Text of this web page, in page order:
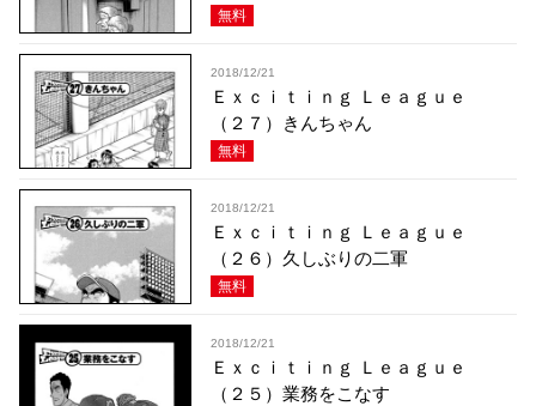
無料
2018/12/21
Ｅｘｃｉｔｉｎｇ Ｌｅａｇｕｅ
（２７）きんちゃん
無料
2018/12/21
Ｅｘｃｉｔｉｎｇ Ｌｅａｇｕｅ
（２６）久しぶりの二軍
無料
2018/12/21
Ｅｘｃｉｔｉｎｇ Ｌｅａｇｕｅ
（２５）業務をこなす